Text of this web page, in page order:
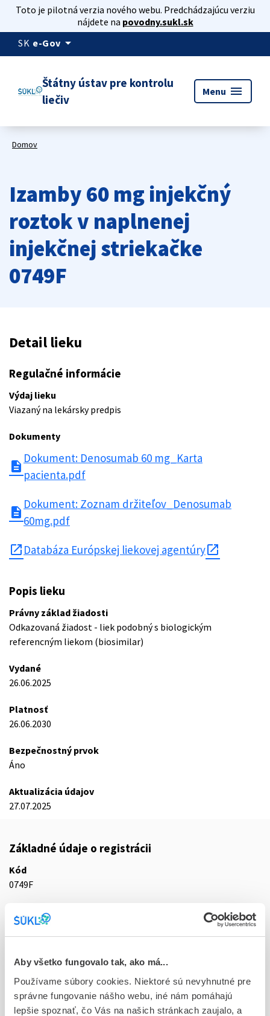
Aby všetko fungovalo tak, ako má...
Používame súbory cookies. Niektoré sú nevyhnutné pre
správne fungovanie nášho webu, iné nám pomáhajú
lepšie spoznať, čo Vás na našich stránkach zaujalo, a
Toto je pilotná verzia nového webu. Predchádzajúcu verziu
nájdete na povodny.sukl.sk
SK e-Gov arrow_drop_down
Štátny ústav pre kontrolu
liečiv
Menu menu
Domov
Izamby 60 mg injekčný
roztok v naplnenej
injekčnej striekačke
0749F
Detail lieku
Regulačné informácie
Výdaj lieku
Viazaný na lekársky predpis
Dokumenty
description
Dokument: Denosumab 60 mg_Karta
pacienta.pdf
description
Dokument: Zoznam držiteľov_Denosumab
60mg.pdf
open_in_new Databáza Európskej liekovej agentúry
Popis lieku
Právny základ žiadosti
Odkazovaná žiadost - liek podobný s biologickým
referencným liekom (biosimilar)
Vydané
26.06.2025
Platnosť
26.06.2030
Bezpečnostný prvok
Áno
Aktualizácia údajov
27.07.2025
Základné údaje o registrácii
Kód
0749F
Registračné číslo
EU/1/25/1935/001
sol inj 1x1 ml/60 mg (striek.inj.napl.skl.+chránič ihly)
Stav
E - EU registrácia